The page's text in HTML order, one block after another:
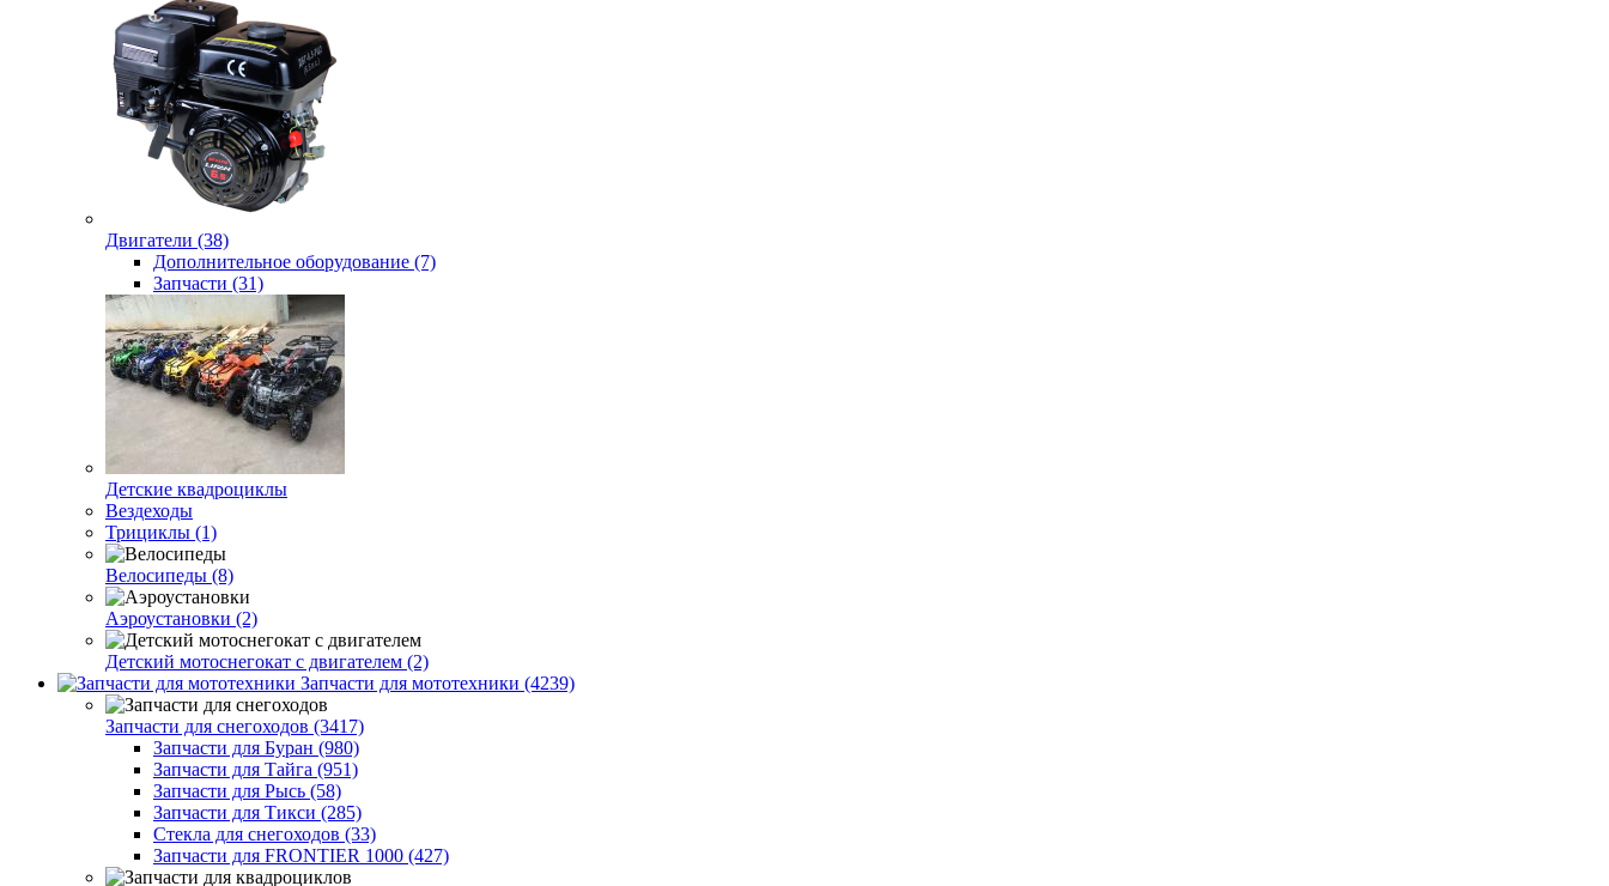
Двигатели (38)
Дополнительное оборудование (7)
Запчасти (31)
Детские квадроциклы
Вездеходы
Трициклы (1)
Велосипеды (8)
Аэроустановки (2)
Детский мотоснегокат с двигателем (2)
Запчасти для мототехники (4239)
Запчасти для снегоходов (3417)
Запчасти для Буран (980)
Запчасти для Тайга (951)
Запчасти для Рысь (58)
Запчасти для Тикси (285)
Стекла для снегоходов (33)
Запчасти для FRONTIER 1000 (427)